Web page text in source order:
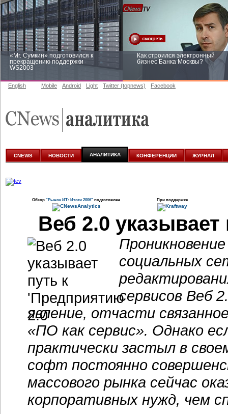
«Mr. Сумкин» подготовился к
прекращению поддержки
WS2003
Как строился электронный
бизнес Банка Москвы?
аналитике
English Mobile Android Light Twitter (topnews) Facebook
CNEWS НОВОСТИ АНАЛИТИКА КОНФЕРЕНЦИИ ЖУРНАЛ
Обзор "Рынок ИТ: Итоги 2006" подготовлен При поддержке
Веб 2.0
социальных
сервисов Веб
явление, отчасти
«ПО как сервис». Однако
практически застыл в
софт постоянно
массового рынка сейчас
корпоративных нужд, чем